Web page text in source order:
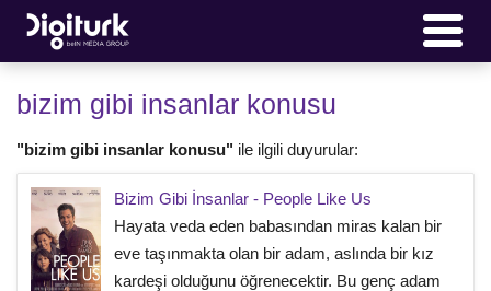
bizim gibi insanlar konusu
"bizim gibi insanlar konusu" ile ilgili duyurular:
Bizim Gibi İnsanlar - People Like Us
Hayata veda eden babasından miras kalan bir
eve taşınmakta olan bir adam, aslında bir kız
kardeşi olduğunu öğrenecektir. Bu genç adam